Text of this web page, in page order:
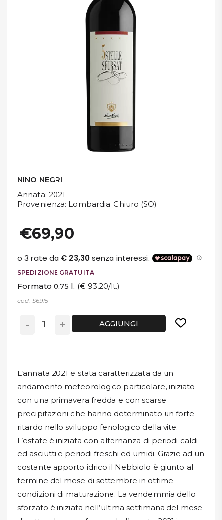
NINO NEGRI
Annata: 2021
Provenienza: Lombardia, Chiuro (SO)
€69,90
SPEDIZIONE GRATUITA
Formato 0.75 l. (€ 93,20/lt.)
cod. S6915
- + AGGIUNGI
L’annata 2021 è stata caratterizzata da un
andamento meteorologico particolare, iniziato
con una primavera fredda e con scarse
precipitazioni che hanno determinato un forte
ritardo nello sviluppo fenologico della vite.
L’estate è iniziata con alternanza di periodi caldi
ed asciutti e periodi freschi ed umidi. Grazie ad un
costante apporto idrico il Nebbiolo è giunto al
termine del mese di settembre in ottime
condizioni di maturazione. La vendemmia dello
sforzato è iniziata nell’ultima settimana del mese